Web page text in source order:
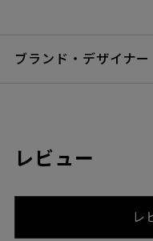
ブランド・デザイナー
レビュー
レ